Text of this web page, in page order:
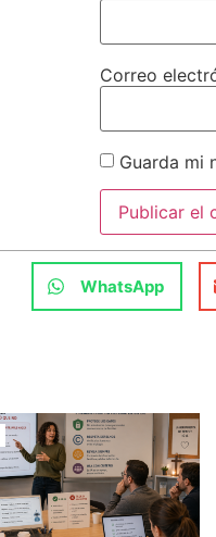
Correo
Guarda mi
WhatsApp